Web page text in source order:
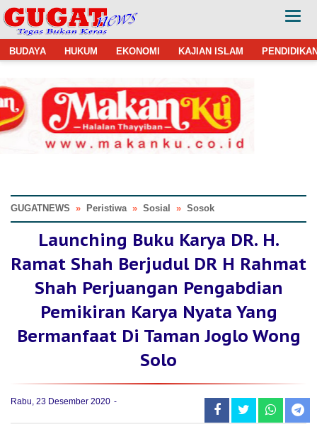
BUDAYA HUKUM EKONOMI KAJIAN ISLAM
GUGATNEWS » Peristiwa » Sosial » Sosok
Launching Buku Karya DR. H.
Ramat Shah Berjudul DR H Rahmat
Shah Perjuangan Pengabdian
Pemikiran Karya Nyata Yang
Bermanfaat Di Taman Joglo Wong
Solo
Rabu, 23 Desember 2020